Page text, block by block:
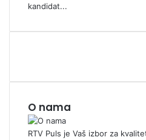
kandidat...
O nama
RTV Puls je Vaš izbor za